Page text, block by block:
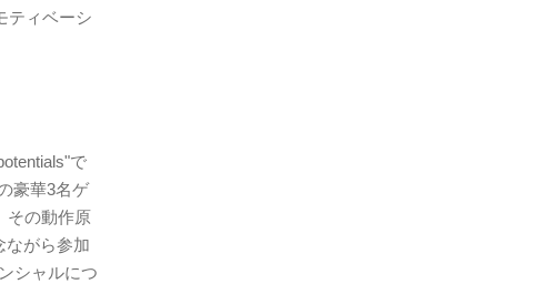
ティベーシ
で
豪華3名ゲ
その動作原
ながら参加
シャルにつ